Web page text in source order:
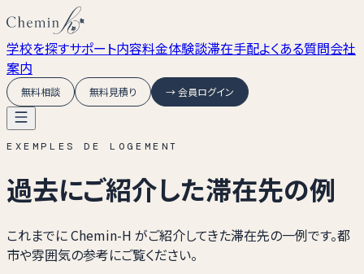
学校を探すサポート内容料金体験談滞在手配よくある質問会社
案内
無料相談 無料見積り → 会員ログイン
EXEMPLES DE LOGEMENT
過去にご紹介した滞在先の例
これまでに Chemin-H がご紹介してきた滞在先の一例です。都
市や雰囲気の参考にご覧ください。